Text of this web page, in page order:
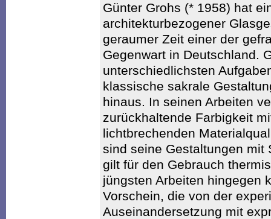
Günter Grohs (* 1958) hat
architekturbezogener
geraumer Zeit einer der
Gegenwart in Deutschland.
unterschiedlichsten
klassische sakrale
hinaus. In seinen Arbeiten
zurückhaltende Farbigkeit
lichtbrechenden
sind seine Gestaltungen mit
gilt für den Gebrauch
jüngsten Arbeiten hingegen
Vorschein, die von der
Auseinandersetzung mit